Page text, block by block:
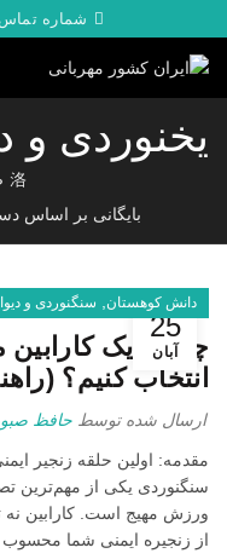
شماره
یخنوردی و
بایگانی بر اساس
25
آبان
دانش کوهستان, سنگنوردی و
چگونه یک
انتخاب کنیم؟
ارسال شده توسط حافظ
مقدمه: اولین حلقه زنجیر
سنگنوردی یکی از مهم‌ترین
ورزش مهیج است. کارابین نه
از زنجیره ایمنی شما